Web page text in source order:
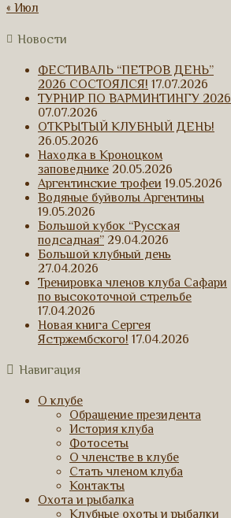
« Июл
Новости
ФЕСТИВАЛЬ “ПЕТРОВ ДЕНЬ”
2026 СОСТОЯЛСЯ! 17.07.2026
ТУРНИР ПО ВАРМИНТИНГУ 2026
07.07.2026
ОТКРЫТЫЙ КЛУБНЫЙ ДЕНЬ!
26.05.2026
Находка в Кроноцком
заповеднике 20.05.2026
Аргентинские трофеи 19.05.2026
Водяные буйволы Аргентины
19.05.2026
Большой кубок “Русская
подсадная” 29.04.2026
Большой клубный день
27.04.2026
Тренировка членов клуба Сафари
по высокоточной стрельбе
17.04.2026
Новая книга Сергея
Ястржембского! 17.04.2026
Навигация
О клубе
Обращение президента
История клуба
Фотосеты
О членстве в клубе
Стать членом клуба
Контакты
Охота и рыбалка
Клубные охоты и рыбалки